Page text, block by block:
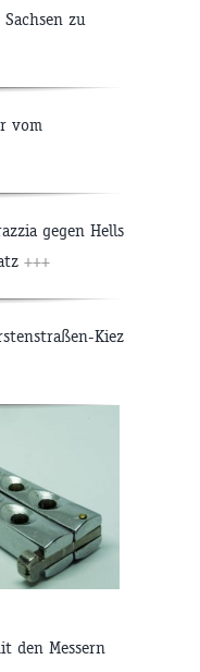
zu
vom
gegen Hells
+++
Kiez
den Messern